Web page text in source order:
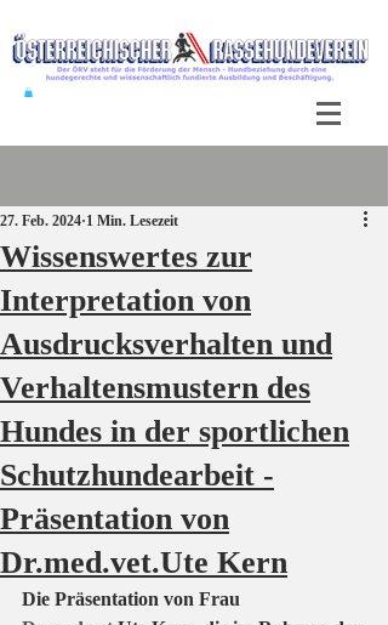
Wissenswertes zur
Interpretation von
Ausdrucksverhalten und
Verhaltensmustern des
Hundes in der sportlichen
Schutzhundearbeit -
Präsentation von
Dr.med.vet.Ute Kern
27. Feb. 2024 1 Min. Lesezeit
Die Präsentation von Frau